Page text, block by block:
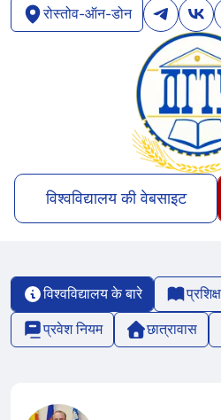
रोस्तोव-ऑन-डोन
विश्वविद्यालय की वेबसाइट
विश्वविद्यालय के बारे
प्रवेश नियम
छात्रावास